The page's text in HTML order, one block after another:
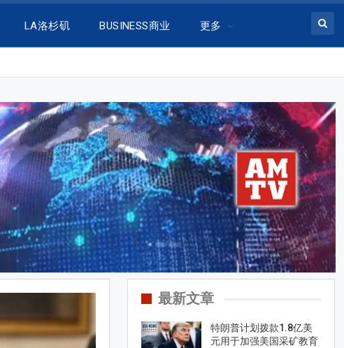
LA洛杉矶 BUSINESS商业 更多
最新文章
特朗普计划拨款1.8亿美
元用于加强美国采矿教育